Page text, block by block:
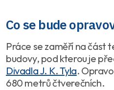
Co se bude
Práce se zaměří na část
budovy, pod kterou je
Divadla J. K. Tyla.
680 metrů čtverečních.